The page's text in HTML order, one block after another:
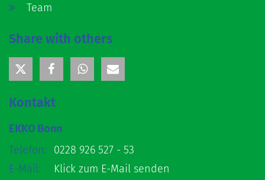
Team
Share with others
Kontakt
EKKO Bonn
Telefon:
0228 926 527 - 53
E-Mail:
Klick zum E-Mail senden